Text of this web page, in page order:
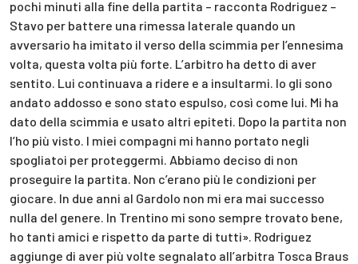
pochi minuti alla fine della partita – racconta Rodriguez –
Stavo per battere una rimessa laterale quando un
avversario ha imitato il verso della scimmia per l’ennesima
volta, questa volta più forte. L’arbitro ha detto di aver
sentito. Lui continuava a ridere e a insultarmi. Io gli sono
andato addosso e sono stato espulso, così come lui. Mi ha
dato della scimmia e usato altri epiteti. Dopo la partita non
l’ho più visto. I miei compagni mi hanno portato negli
spogliatoi per proteggermi. Abbiamo deciso di non
proseguire la partita. Non c’erano più le condizioni per
giocare. In due anni al Gardolo non mi era mai successo
nulla del genere. In Trentino mi sono sempre trovato bene,
ho tanti amici e rispetto da parte di tutti». Rodriguez
aggiunge di aver più volte segnalato all’arbitra Tosca Braus